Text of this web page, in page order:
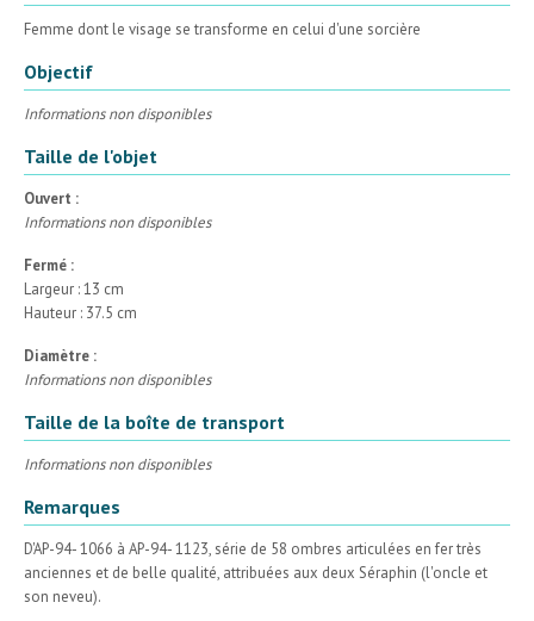
Femme dont le visage se transforme en celui d'une sorcière
Objectif
Informations non disponibles
Taille de l'objet
Ouvert :
Informations non disponibles
Fermé :
Largeur : 13 cm
Hauteur : 37.5 cm
Diamètre :
Informations non disponibles
Taille de la boîte de transport
Informations non disponibles
Remarques
D'AP-94- 1066 à AP-94- 1123, série de 58 ombres articulées en fer très
anciennes et de belle qualité, attribuées aux deux Séraphin (l'oncle et
son neveu).